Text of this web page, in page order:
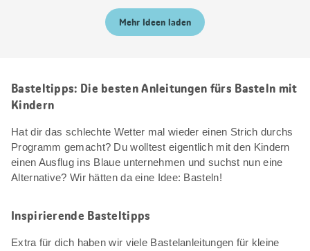
Mehr Ideen laden
Basteltipps: Die besten Anleitungen fürs Basteln mit
Kindern
Hat dir das schlechte Wetter mal wieder einen Strich durchs
Programm gemacht? Du wolltest eigentlich mit den Kindern
einen Ausflug ins Blaue unternehmen und suchst nun eine
Alternative? Wir hätten da eine Idee: Basteln!
Inspirierende Basteltipps
Extra für dich haben wir viele Bastelanleitungen für kleine